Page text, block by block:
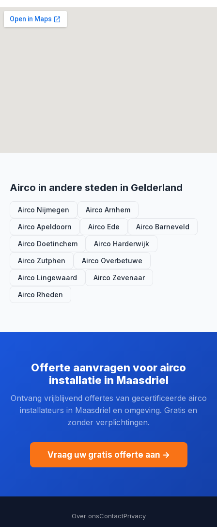
Airco in andere steden in Gelderland
Airco Nijmegen Airco Arnhem
Airco Apeldoorn Airco Ede Airco Barneveld
Airco Doetinchem Airco Harderwijk
Airco Zutphen Airco Overbetuwe
Airco Lingewaard Airco Zevenaar
Airco Rheden
Offerte aanvragen voor airco
installatie in Maasdriel
Ontvang vrijblijvend offertes van gecertificeerde airco
installateurs in Maasdriel en omgeving. Gratis en
zonder verplichtingen.
Vraag uw gratis offerte aan →
Over onsContactPrivacy